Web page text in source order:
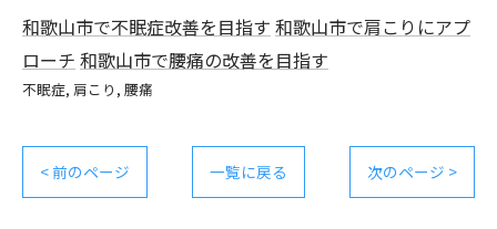
和歌山市で不眠症改善を目指す 和歌山市で肩こりにアプ
ローチ 和歌山市で腰痛の改善を目指す
不眠症 肩こり 腰痛
< 前のページ 一覧に戻る 次のページ >